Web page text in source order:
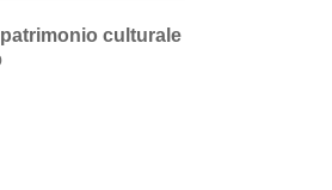
culturale